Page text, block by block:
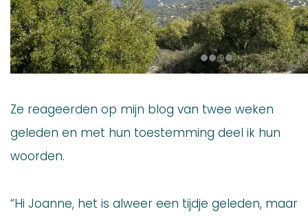
Ze reageerden op mijn blog van twee weken
geleden en met hun toestemming deel ik hun
woorden.
“Hi Joanne, het is alweer een tijdje geleden, maar